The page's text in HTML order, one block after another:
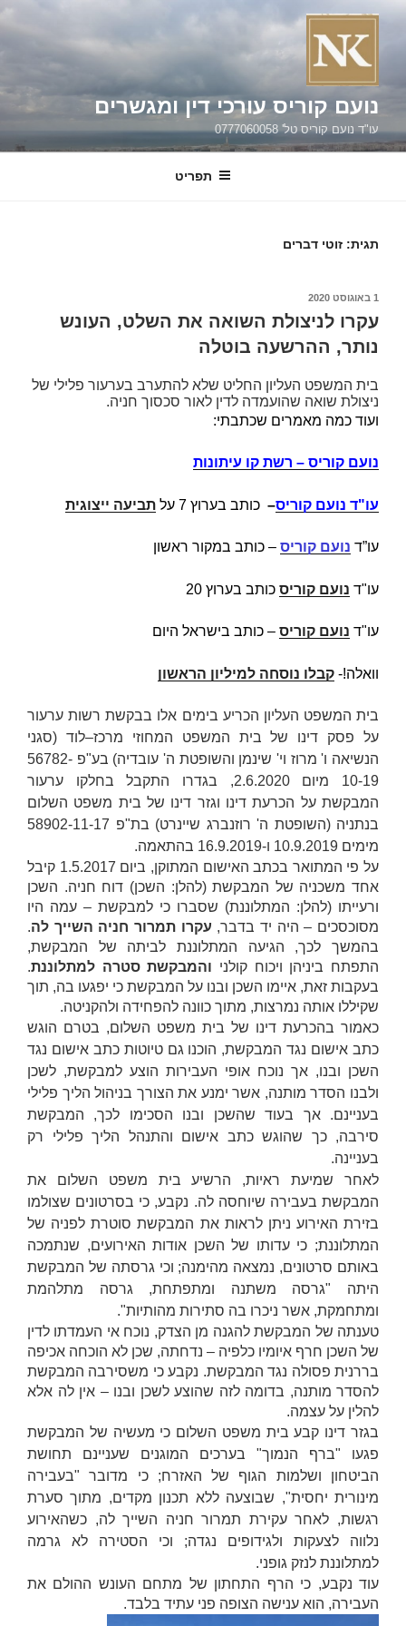
דילוג
נועם קוריס עורכי דין ומגשרים
עו"ד נועם קוריס טל' 0777060058
תפריט
תגית: זוטי דברים
פורסם1 באוגוסט 2020
עקרו לניצולת השואה את השלט, העונש
נותר, ההרשעה בוטלה
בית המשפט העליון החליט שלא להתערב בערעור פלילי של
ניצולת שואה שהועמדה לדין לאור סכסוך חניה.
ועוד כמה מאמרים שכתבתי:
נועם קוריס – רשת קו עיתונות
עו"ד נועם קוריס– כותב בערוץ 7 על תביעה ייצוגית
עו”ד נועם קוריס – כותב במקור ראשון
עו"ד נועם קוריס כותב בערוץ 20
עו"ד נועם קוריס – כותב בישראל היום
וואלה!- קבלו נוסחה למיליון הראשון
בית המשפט העליון הכריע בימים אלו בבקשת רשות ערעור
על פסק דינו של בית המשפט המחוזי מרכז–לוד (סגני
הנשיאה ו' מרוז וי' שינמן והשופטת ה' עובדיה
) בע"פ 56782-
10-19 מיום 2.6.2020, בגדרו התקבל בחלקו ערעור
המבקשת על הכרעת דינו וגזר דינו של בית משפט השלום
בנתניה (השופטת ה' רוזנברג שיינרט
) בת"פ 58902-11-17
מימים 10.9.2019 ו-16.9.2019 בהתאמה.
על פי המתואר בכתב האישום המתוקן, ביום 1.5.2017 קיבל
אחד משכניה של המבקשת (להלן: השכן) דוח חניה. השכן
ורעייתו (להלן: המתלוננת) שסברו כי למבקשת – עמה היו
מסוכסכים – היה יד בדבר, עקרו תמרור חניה השייך לה.
בהמשך לכך, הגיעה המתלוננת לביתה של המבקשת,
התפתח ביניהן ויכוח קולני והמבקשת סטרה למתלוננת.
בעקבות זאת, איימו השכן ובנו על המבקשת כי יפגעו בה, תוך
שקיללו אותה נמרצות, מתוך כוונה להפחידה ולהקניטה.
כאמור בהכרעת דינו של בית משפט השלום, בטרם הוגש
כתב אישום נגד המבקשת, הוכנו גם טיוטות כתב אישום נגד
השכן ובנו, אך נוכח אופי העבירות הוצע למבקשת, לשכן
ולבנו הסדר מותנה, אשר ימנע את הצורך בניהול הליך פלילי
בעניינם. אך בעוד שהשכן ובנו הסכימו לכך, המבקשת
סירבה, כך שהוגש כתב אישום והתנהל הליך פלילי רק
בעניינה.
לאחר שמיעת ראיות, הרשיע בית משפט השלום את
המבקשת בעבירה שיוחסה לה. נקבע, כי בסרטונים שצולמו
בזירת האירוע ניתן לראות את המבקשת סוטרת לפניה של
המתלוננת; כי עדותו של השכן אודות האירועים, שנתמכה
באותם סרטונים, נמצאה מהימנה; וכי גרסתה של המבקשת
היתה "גרסה משתנה ומתפתחת, גרסה מתלהמת
ומתחמקת, אשר ניכרו בה סתירות מהותיות".
טענתה של המבקשת להגנה מן הצדק, נוכח אי העמדתו לדין
של השכן חרף איומיו כלפיה – נדחתה, שכן לא הוכחה אכיפה
בררנית פסולה נגד המבקשת. נקבע כי משסירבה המבקשת
להסדר מותנה, בדומה לזה שהוצע לשכן ובנו – אין לה אלא
להלין על עצמה.
בגזר דינו קבע בית משפט השלום כי מעשיה של המבקשת
פגעו "ברף הנמוך" בערכים המוגנים שעניינם תחושת
הביטחון ושלמות הגוף של האזרח; כי מדובר "בעבירה
מינורית יחסית", שבוצעה ללא תכנון מקדים, מתוך סערת
רגשות, לאחר עקירת תמרור חניה השייך לה, כשהאירוע
נלווה לצעקות ולגידופים נגדה; וכי הסטירה לא גרמה
למתלוננת לנזק גופני.
עוד נקבע, כי הרף התחתון של מתחם העונש ההולם את
העבירה, הוא ענישה הצופה פני עתיד בלבד.